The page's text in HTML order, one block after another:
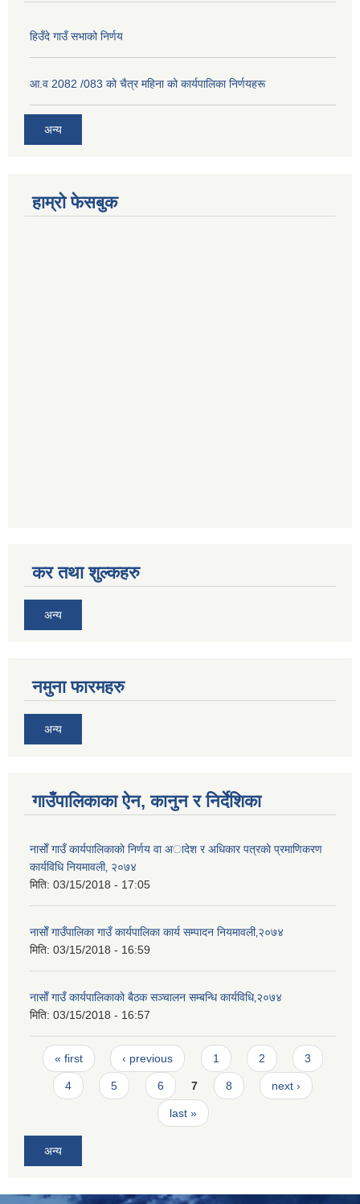
हिउँदे गाउँ सभाको निर्णय
आ.व 2082 /083 को चैत्र महिना को कार्यपालिका निर्णयहरू
अन्य
हाम्रो फेसबुक
कर तथा शुल्कहरु
अन्य
नमुना फारमहरु
अन्य
गाउँपालिकाका ऐन, कानुन र निर्देशिका
नासाेँ गाउँ कार्यपालिकाकाे निर्णय वा अादेश र अधिकार पत्रकाे प्रमाणिकरण
कार्यविधि नियमावली‚ २०७४
मिति: 03/15/2018 - 17:05
नासाेँ गाउँपालिका गाउँ कार्यपालिका कार्य सम्पादन नियमावली‚२०७४
मिति: 03/15/2018 - 16:59
नासाेँ गाउँ कार्यपालिकाकाे बैठक सञ्चालन सम्बन्धि कार्यविधि‚२०७४
मिति: 03/15/2018 - 16:57
Pages
« first ‹ previous 1 2 3
4 5 6 7 8 next ›
last »
अन्य